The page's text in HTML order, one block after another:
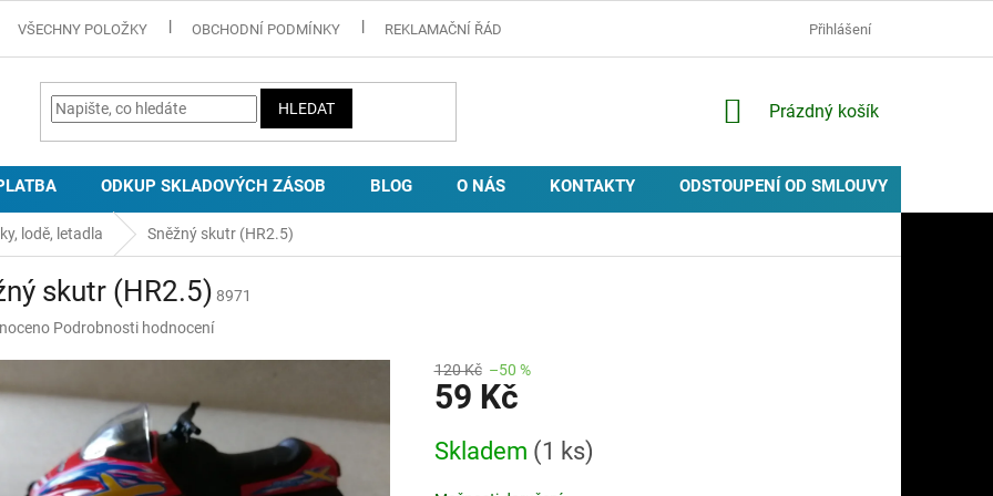
VŠECHNY POLOŽKY OBCHODNÍ PODMÍNKY REKLAMAČNÍ ŘÁD ZÁSADY POUŽÍVÁNÍ COOKIES
Přihlášení
HLEDAT
NÁKUPNÍ
Prázdný košík
ODKUP SKLADOVÝCH ZÁSOB BLOG O NÁS KONTAKTY ODSTOUPENÍ OD SMLOUVY
lodě, letadla Sněžný skutr (HR2.5)
skutr (HR2.5) 8971
Podrobnosti hodnocení
120 Kč –50 %
59 Kč
cena:
Skladem (1 ks)